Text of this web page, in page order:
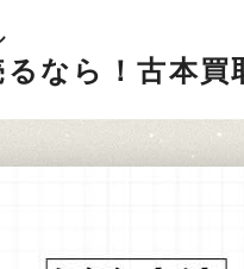
るなら！古本買